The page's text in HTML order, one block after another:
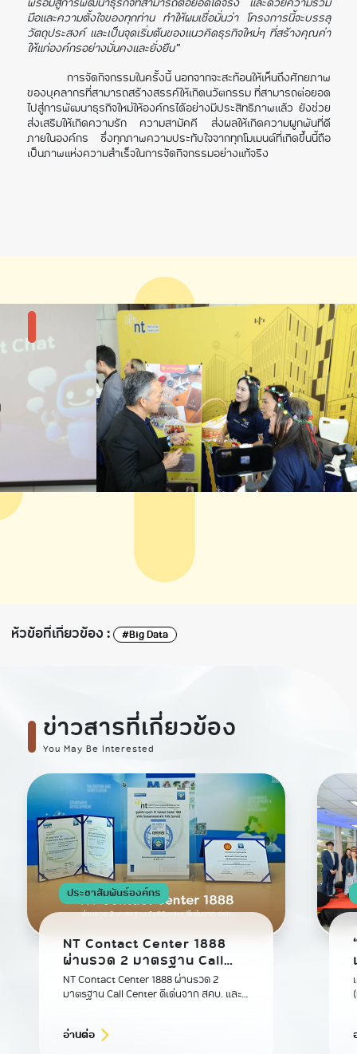
มือและความตั้งใจของทุกท่าน ทำให้ผมเชื่อมั่นว่า โครงการนี้จะบรรลุ
วัตถุประสงค์ และเป็นจุดเริ่มต้นของแนวคิดธุรกิจใหม่ๆ ที่สร้างคุณค่า
ให้แก่องค์กรอย่างมั่นคงและยั่งยืน”
การจัดกิจกรรมในครั้งนี้ นอกจากจะสะท้อนให้เห็นถึงศักยภาพ
ของบุคลากรที่สามารถสร้างสรรค์ให้เกิดนวัตกรรม ที่สามารถต่อยอด
ไปสู่การพัฒนาธุรกิจใหม่ให้องค์กรได้อย่างมีประสิทธิภาพแล้ว ยังช่วย
ส่งเสริมให้เกิดความรัก ความสามัคคี ส่งผลให้เกิดความผูกพันที่ดี
ภายในองค์กร ซึ่งทุกภาพความประทับใจจากทุกโมเมนต์ที่เกิดขึ้นนี้ถือ
เป็นภาพแห่งความสำเร็จในการจัดกิจกรรมอย่างแท้จริง
แกลลอรี่รูปภาพ
ห้วข้อที่เกี่ยวข้อง : #Big Data
ข่าวสารที่เกี่ยวข้อง
You May Be Interested
ประชาสัมพันธ์องค์กร
NT Contact Center 1888
ผ่านรวด 2 มาตรฐาน Call
Center ดีเด่นจาก สคบ.
NT Contact Center 1888 ผ่านรวด 2
มาตรฐาน Call Center ดีเด่นจาก สคบ. และ
อ่านต่อ